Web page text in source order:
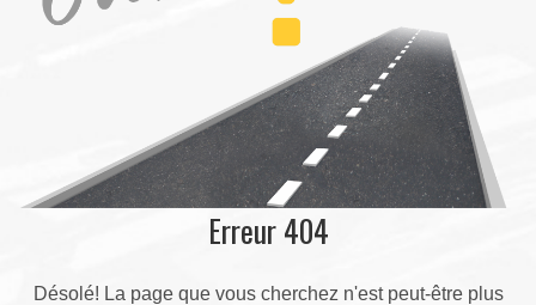
Erreur 404
Désolé! La page que vous cherchez n'est peut-être plus